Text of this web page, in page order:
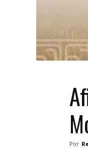
Por